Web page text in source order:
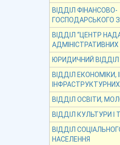
ВІДДІЛ ФІНАНСОВО-
ГОСПОДАРСЬКОГО
ВІДДІЛ “ЦЕНТР
АДМІНІСТРАТИВНИХ
ЮРИДИЧНИЙ ВІДДІЛ
ВІДДІЛ ЕКОНОМІКИ,
ВІДДІЛ ОСВІТИ,
ВІДДІЛ КУЛЬТУРИ І
ВІДДІЛ
НАСЕЛЕННЯ